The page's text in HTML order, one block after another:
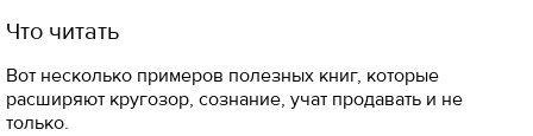
Что читать
Вот несколько примеров полезных книг, которые
расширяют кругозор, сознание, учат продавать и не
только.